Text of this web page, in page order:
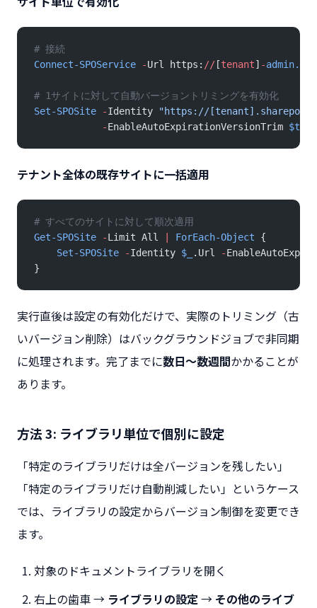
# 接続
Connect-SPOService -Url https: // [tenant] -
# 1サイトに対して自動バージョントリミングを有効化
Set-SPOSite -Identity
"https://
            -
EnableAutoExpirationVersionTrim $true
テナント全体の既存サイトに一括適用
# すべてのサイトに対して順次適用
Get-SPOSite -Limit All ForEach-Object {
    Set-SPOSite
-Identity $_ .Url -
}
実行直後は設定の有効化だけで、実際のトリミング（古
いバージョン削除）はバックグラウンドジョブで非同期
に処理されます。完了までに数日〜数週間かかることが
あります。
方法 3: ライブラリ単位で個別に設定
「特定のライブラリだけは全バージョンを残したい」
「特定のライブラリだけ自動削減したい」というケース
では、ライブラリの設定からバージョン制御を変更でき
ます。
対象のドキュメントライブラリを開く
右上の歯車 → ライブラリの設定→ その他のライブ